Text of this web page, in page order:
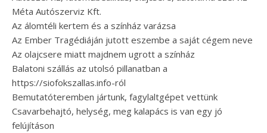
Méta Autószerviz Kft.
Az álomtéli kertem és a színház varázsa
Az Ember Tragédiáján jutott eszembe a saját cégem neve
Az olajcsere miatt majdnem ugrott a színház
Balatoni szállás az utolsó pillanatban a
https://siofokszallas.info-ról
Bemutatóteremben jártunk, fagylaltgépet vettünk
Csavarbehajtó, helység, meg kalapács is van egy jó
felújításon